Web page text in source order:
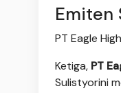
Emiten
PT Eagle
Ketiga, PT
Sulistyorini